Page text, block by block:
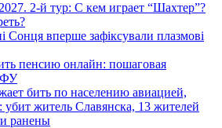
2-й тур: С кем играет “Шахтер”?
Сонця вперше зафіксували плазмові
пенсию онлайн: пошаговая
бить по населению авиацией,
житель Славянска, 13 жителей
ранены